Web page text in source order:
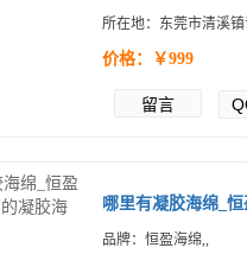
所在地：东莞市清溪
价格：￥999
留言
哪里有凝胶海绵_
品牌：恒盈海绵,,